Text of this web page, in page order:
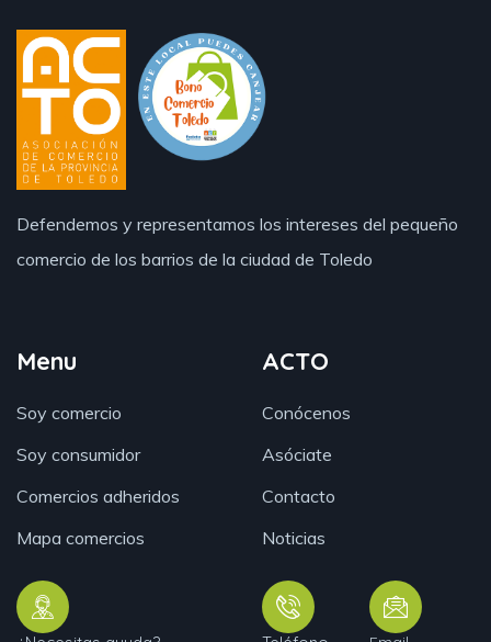
Defendemos y representamos los intereses del pequeño
comercio de los barrios de la ciudad de Toledo
Menu
Soy comercio
Soy consumidor
Comercios adheridos
Mapa comercios
ACTO
Conócenos
Asóciate
Contacto
Noticias